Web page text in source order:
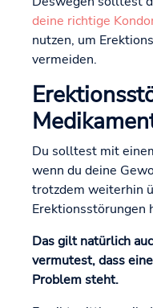
deine richtige
nutzen, um
vermeiden.
Du solltest mit
wenn du deine
trotzdem weiterhin
Erektionsstörungen
Das gilt natürlich
vermutest, dass
Problem steht.